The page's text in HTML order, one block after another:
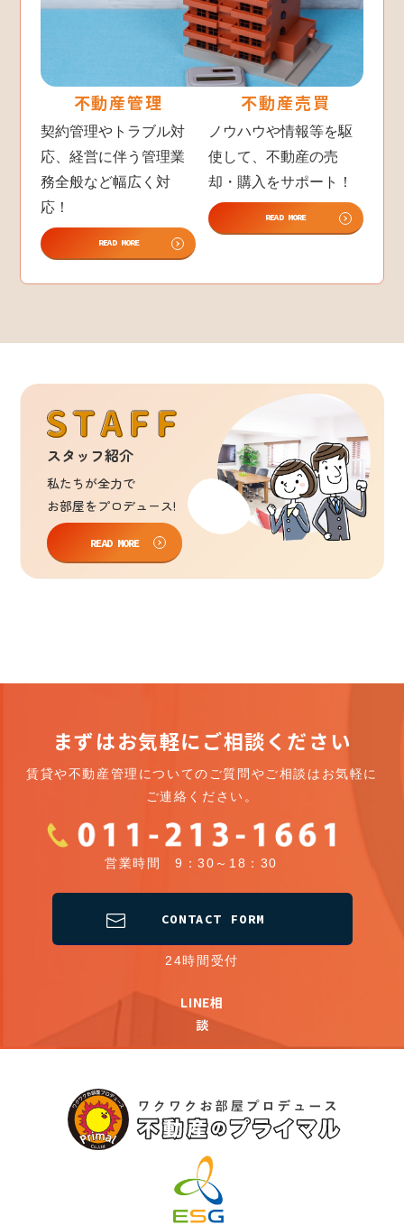
不動産管理
契約管理やトラブル対
応、経営に伴う管理業
務全般など幅広く対
応！
READ MORE
不動産売買
ノウハウや情報等を駆
使して、不動産の売
却・購入をサポート！
READ MORE
スタッフ紹介
私たち が全力で
お部屋をプロデュース!
READ MORE
まずはお気軽にご相談ください
賃貸や不動産管理についての ご質問やご相談はお気軽に
ご連絡ください。
営業時間 9：30～18：30
CONTACT FORM
24時間受付
LINE相
談